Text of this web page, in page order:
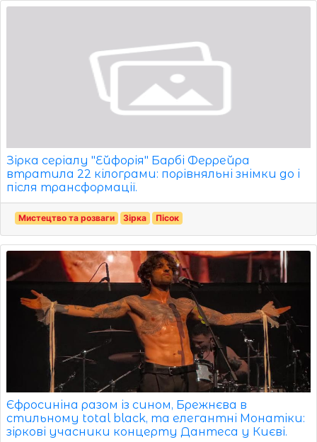
Зірка серіалу "Ейфорія" Барбі Феррейра
втратила 22 кілограми: порівняльні знімки до і
після трансформації.
Мистецтво та розваги Зірка Пісок
Єфросиніна разом із сином, Брежнєва в
стильному total black, та елегантні Монатіки:
зіркові учасники концерту Дантеса у Києві.